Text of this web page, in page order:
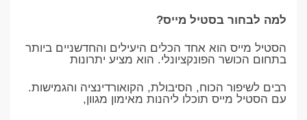
למה לבחור בסטיל מייס?
הסטיל מייס הוא אחד הכלים היעילים והחדשניים ביותר
בתחום הכושר הפונקציונלי. הוא מציע יתרונות
רבים לשיפור הכוח, הסיבולת, הקואורדינציה והגמישות.
עם הסטיל מייס תוכלו ליהנות מאימון מגוון,